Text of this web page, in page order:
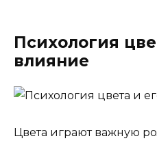
Психология
влияние
Цвета играют важную